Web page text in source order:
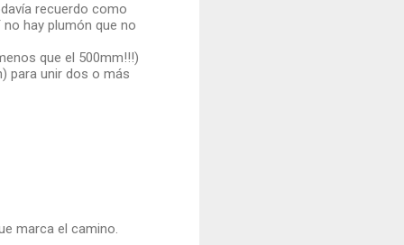
recuerdo como
hay plumón que no
que el 500mm!!!)
para unir dos o más
marca el camino.